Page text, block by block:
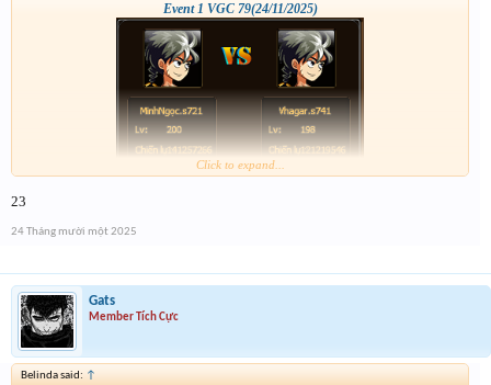
Event 1 VGC 79(24/11/2025)
Click to expand...
23
24 Tháng mười một 2025
Gats
Member Tích Cực
Belinda said: ↑